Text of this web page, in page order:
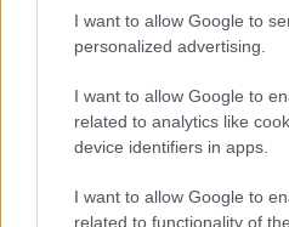
I want to allow Google to
personalized advertising.
I want to allow Google to
related to analytics like
device identifiers in apps.
I want to allow Google to
related to functionality of
Chi siamo
Collabora con noi
Contatti
Privacy Policy